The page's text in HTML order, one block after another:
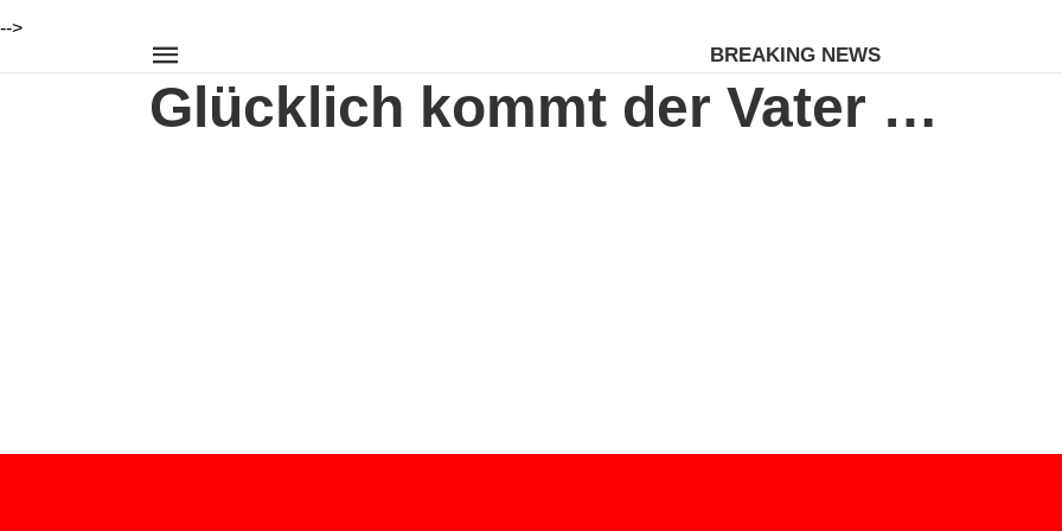
-->
BREAKING NEWS
Glücklich kommt der Vater …